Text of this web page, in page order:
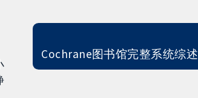
Cochrane图书馆完整系统综述